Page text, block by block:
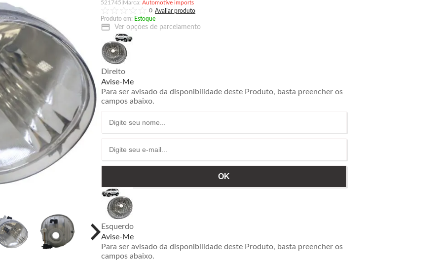
521745
Automotive imports
0
Produto em: Estoque
Ver opções de parcelamento
Direito
Avise-Me
Para ser avisado da disponibilidade deste Produto, basta preencher os
campos abaixo.
Esquerdo
Avise-Me
Para ser avisado da disponibilidade deste Produto, basta preencher os
campos abaixo.